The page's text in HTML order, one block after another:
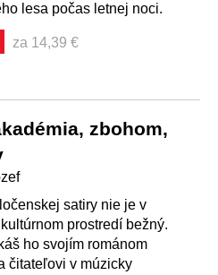
lesa počas letnej noci.
za 14,39 €
zbohom,
satiry nie je v
prostredí bežný.
ho svojím románom
čitateľovi v múzicky